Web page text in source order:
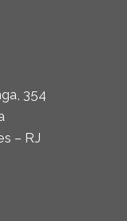
354
– RJ